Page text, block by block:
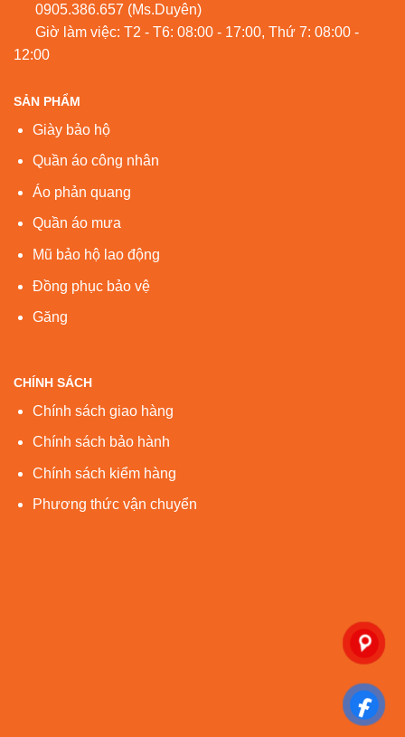
0905.386.657 (Ms.Duyên)
Giờ làm việc: T2 - T6: 08:00 - 17:00, Thứ 7: 08:00 -
12:00
SẢN PHẨM
Giày bảo hộ
Quần áo công nhân
Áo phản quang
Quần áo mưa
Mũ bảo hộ lao động
Đồng phục bảo vệ
Găng
CHÍNH SÁCH
Chính sách giao hàng
Chính sách bảo hành
Chính sách kiểm hàng
Phương thức vận chuyển